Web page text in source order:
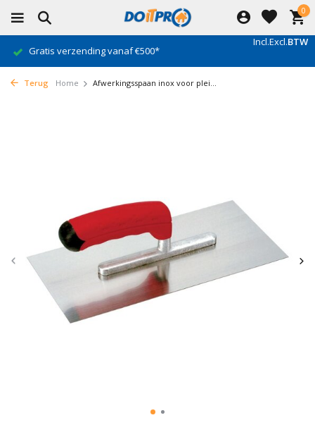
0
Incl.Excl.BTW
Gratis verzending vanaf €500*
Terug Home Afwerkingsspaan inox voor plei...